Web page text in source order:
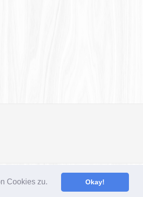
Cookies zu. Okay!
Gatsby-Theme von